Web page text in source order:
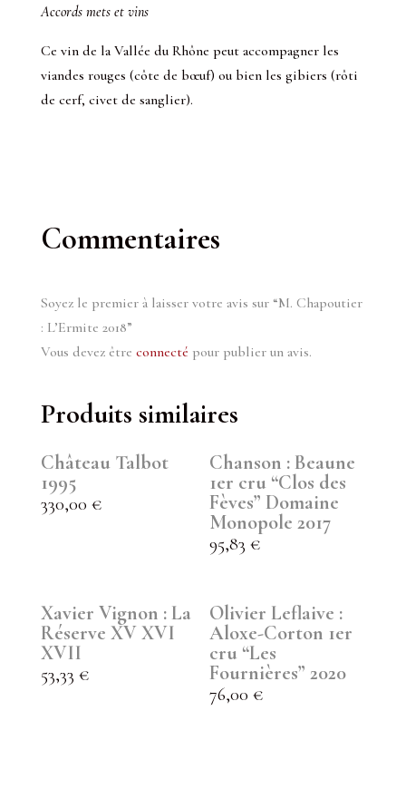
Accords mets et vins
Ce vin de la Vallée du Rhône peut accompagner les
viandes rouges (côte de bœuf) ou bien les gibiers (rôti
de cerf, civet de sanglier).
Commentaires
Soyez le premier à laisser votre avis sur “M. Chapoutier
: L’Ermite 2018”
Vous devez être connecté pour publier un avis.
Produits similaires
Château Talbot
1995
330,00 €
Chanson : Beaune
1er cru “Clos des
Fèves” Domaine
Monopole 2017
95,83€
Xavier Vignon : La
Réserve XV XVI
XVII
53,33 €
Olivier Leflaive :
Aloxe-Corton 1er
cru “Les
Fournières” 2020
76,00€